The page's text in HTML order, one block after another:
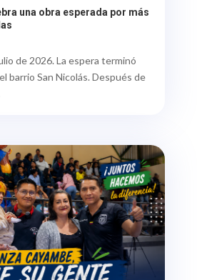
una obra esperada por más
de 2026. La espera terminó
barrio San Nicolás. Después de